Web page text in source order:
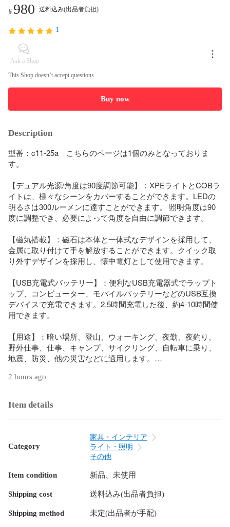
¥980 送料込み(出品者負担)
1
Ask a Shop
This Shop doesn’t accept questions.
Buy now
Description
型番：c11-25a　こちらのページは1個のみとなっておりま
す。
【デュアル光源/角度は90度調節可能】：XPEライトとCOBラ
イトは、様々なシーンをカバーすることができます。LEDの
明るさは300ルーメンに達すことができます。 照明角度は90
度に調整でき、必要によって角度を自由に調節できます。
【磁気搭載】：磁石は本体と一体式なデザインを採用して、
金属に取り付けて手を解放することができます。クイック取
り外すデザインを採用し、懐中電灯として使用できます。
【USB充電式バッテリー】：便利なUSB充電器式でラップト
ップ、コンピューター、モバイルバッテリーなどのUSB互換
デバイスで充電できます。2.5時間充電した後、約4-10時間使
用できます。
【用途】：暗い場所、登山、ウォーキング、夜勤、夜釣り、
野外仕事、仕事、キャンプ、サイクリング、自転車に乗り、
地震、防災、他の災害などに適用します。
【防水】：IPX4レベルの防水、防塵性能を備えております。※
ださい。
製品仕様：
素材：ABS硬質プラスチック素材
製品重さ：約70G
製品サイズ：80 * 43 * 30mm
バッテリー：18650リチウムバッテリー、過充電保護
充電時間：約2.5時間
2 hours ago
Item details
Category
家具・インテリア
ライト・照明
その他
Item condition 新品、未使用
Shipping cost 送料込み(出品者負担)
Shipping method 未定(出品者が手配)